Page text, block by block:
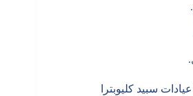
سبيد كليوبترا